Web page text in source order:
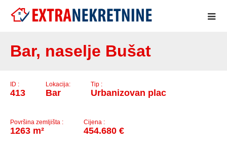
Bar, naselje Bušat
ID :
413
Lokacija:
Bar
Tip :
Urbanizovan plac
Površina zemljišta :
1263 m²
Cijena :
454.680 €